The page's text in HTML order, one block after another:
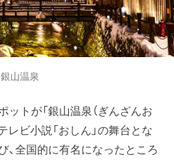
銀山温泉
トが「銀山温泉（ぎんざんお
レビ小説「おしん」の舞台とな
、全国的に有名になったところ